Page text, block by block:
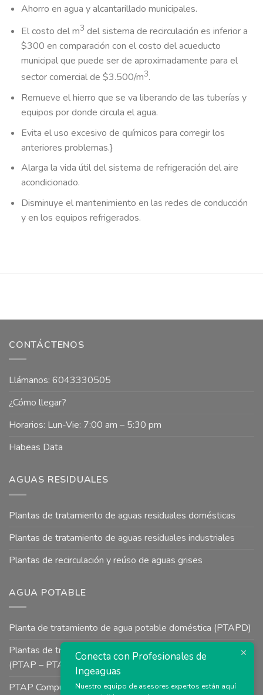
Ahorro en agua y alcantarillado municipales.
El costo del m3 del sistema de recirculación es inferior a
$300 en comparación con el costo del acueducto
municipal que puede ser de aproximadamente para el
sector comercial de $3.500/m3.
Remueve el hierro que se va liberando de las tuberías y
equipos por donde circula el agua.
Evita el uso excesivo de químicos para corregir los
anteriores problemas.}
Alarga la vida útil del sistema de refrigeración del aire
acondicionado.
Disminuye el mantenimiento en las redes de conducción
y en los equipos refrigerados.
CONTÁCTENOS
Llámanos: 6043330505
¿Cómo llegar?
Horarios: Lun-Vie: 7:00 am – 5:30 pm
Habeas Data
AGUAS RESIDUALES
Plantas de tratamiento de aguas residuales domésticas
Plantas de tratamiento de aguas residuales industriales
Plantas de recirculación y reúso de aguas grises
AGUA POTABLE
Planta de tratamiento de agua potable doméstica (PTAPD)
Plantas de tratamiento de agua potable para uso industrial
(PTAP – PTAI)
PTAP Compuesta a Presión tipo Uso Colectivo para Aguas
Conecta con Profesionales de
Ingeaguas
Nuestro equipo de asesores expertos están aquí